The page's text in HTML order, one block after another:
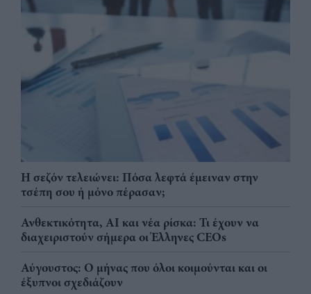
Η σεζόν τελειώνει: Πόσα λεφτά έμειναν στην
τσέπη σου ή μόνο πέρασαν;
Ανθεκτικότητα, AI και νέα ρίσκα: Τι έχουν να
διαχειριστούν σήμερα οι Έλληνες CEOs
Αύγουστος: Ο μήνας που όλοι κοιμούνται και οι
έξυπνοι σχεδιάζουν